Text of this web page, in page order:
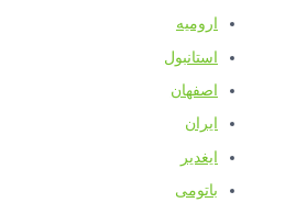
ارومیه
استانبول
اصفهان
ایران
ایغدیر
باتومی